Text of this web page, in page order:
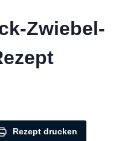
Zwiebel-
Rezept drucken